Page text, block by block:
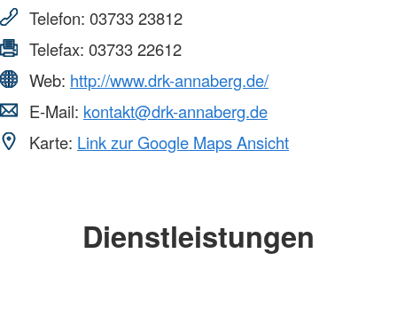
Telefon: 03733 23812
Telefax: 03733 22612
Web: http://www.drk-annaberg.de/
E-Mail: kontakt@drk-annaberg.de
Karte: Link zur Google Maps Ansicht
Dienstleistungen